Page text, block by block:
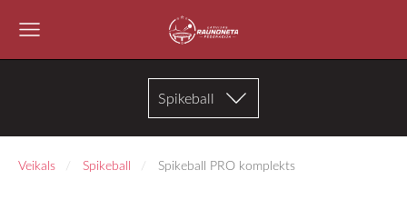
Spikeball
Veikals Spikeball Spikeball PRO komplekts